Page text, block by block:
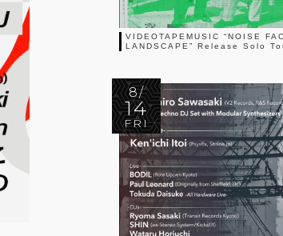
VIDEOTAPEMUSIC “NOISE
LANDSCAPE” Release Solo
8/
14
FRI